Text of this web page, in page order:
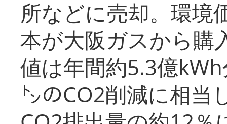
所などに売却。環境
本が大阪ガスから購
値は年間約5.3億
㌧のCO2削減に相当